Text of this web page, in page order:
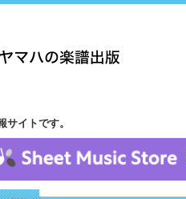
サイトです。